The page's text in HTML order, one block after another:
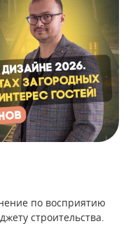
по восприятию
строительства.